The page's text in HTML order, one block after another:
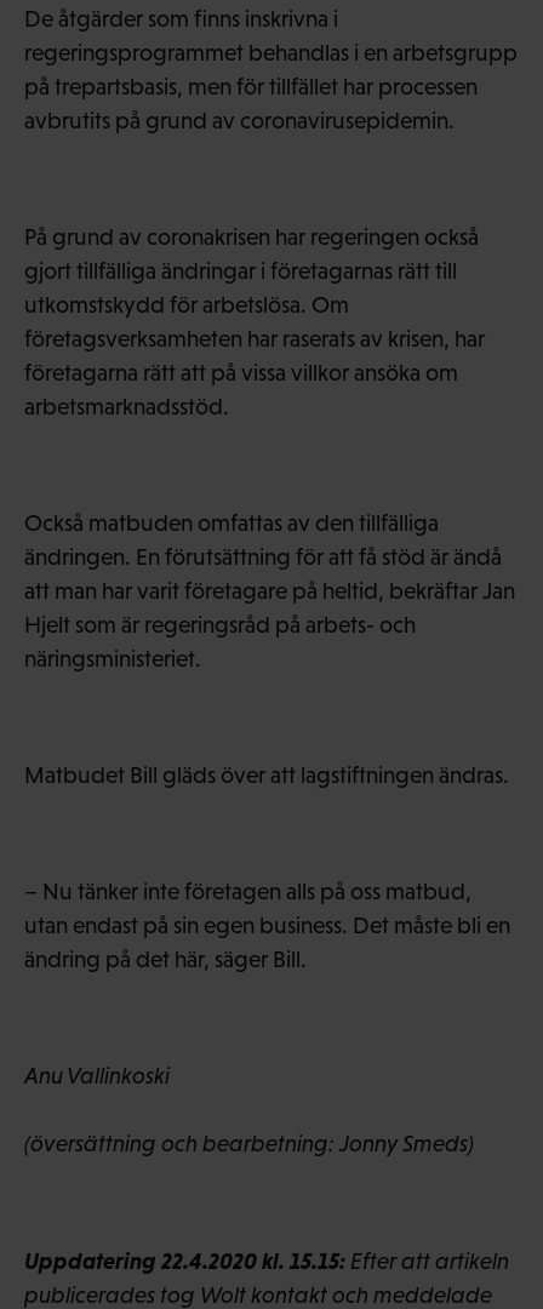
De åtgärder som finns inskrivna i
regeringsprogrammet behandlas i en arbetsgrupp
på trepartsbasis, men för tillfället har processen
avbrutits på grund av coronavirusepidemin.
På grund av coronakrisen har regeringen också
gjort tillfälliga ändringar i företagarnas rätt till
utkomstskydd för arbetslösa. Om
företagsverksamheten har raserats av krisen, har
företagarna rätt att på vissa villkor ansöka om
arbetsmarknadsstöd.
Också matbuden omfattas av den tillfälliga
ändringen. En förutsättning för att få stöd är ändå
att man har varit företagare på heltid, bekräftar Jan
Hjelt som är regeringsråd på arbets- och
näringsministeriet.
Matbudet Bill gläds över att lagstiftningen ändras.
– Nu tänker inte företagen alls på oss matbud,
utan endast på sin egen business. Det måste bli en
ändring på det här, säger Bill.
Anu Vallinkoski
(översättning och bearbetning: Jonny Smeds)
Uppdatering 22.4.2020 kl. 15.15: Efter att artikeln
publicerades tog Wolt kontakt och meddelade